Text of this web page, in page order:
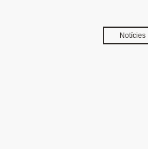
Notícies